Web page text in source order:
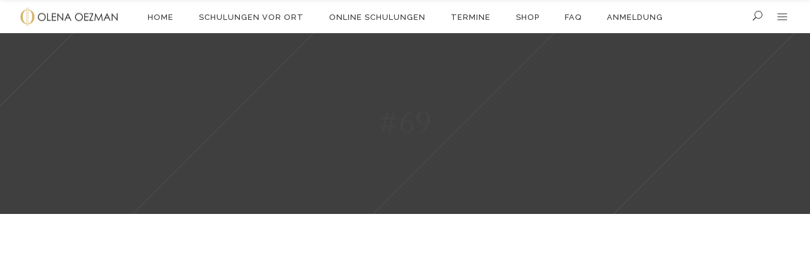
HOME SCHULUNGEN VOR ORT ONLINE SCHULUNGEN TERMINE SHOP FAQ ANMELDUNG